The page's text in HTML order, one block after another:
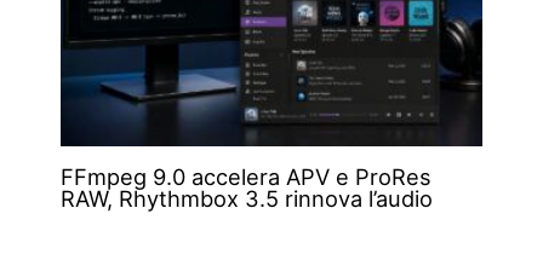
FFmpeg 9.0 accelera APV e ProRes
RAW, Rhythmbox 3.5 rinnova l’audio